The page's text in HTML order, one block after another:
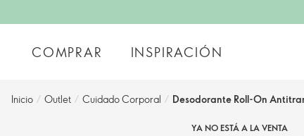
COMPRAR INSPIRACIÓN
Inicio / Outlet / Cuidado Corporal / Desodorante Roll-On
YA NO ESTÁ A LA VENTA